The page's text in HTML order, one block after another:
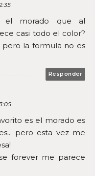
morado que al
casi todo el color?
pero la formula no es
Responder
es el morado es
pero esta vez me
forever me parece